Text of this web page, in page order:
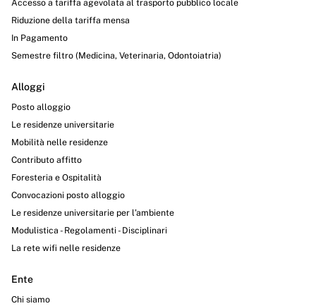
Accesso a tariffa agevolata al trasporto pubblico locale
Riduzione della tariffa mensa
In Pagamento
Semestre filtro (Medicina, Veterinaria, Odontoiatria)
Alloggi
Posto alloggio
Le residenze universitarie
Mobilità nelle residenze
Contributo affitto
Foresteria e Ospitalità
Convocazioni posto alloggio
Le residenze universitarie per l’ambiente
Modulistica - Regolamenti - Disciplinari
La rete wifi nelle residenze
Ente
Chi siamo